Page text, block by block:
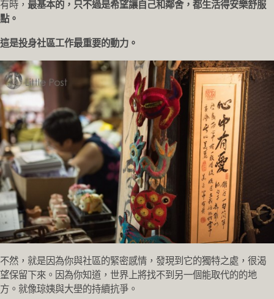
有時， 最基本的，只不過是希望讓自己和鄰舍，都生活得安樂舒服
點。
這是投身社區工作最重要的動力。
不然，就是因為你與社區的緊密感情，發現到它的獨特之處，很渴
望保留下來。因為你知道，世界上將找不到另一個能取代的的地
方。就像琼姨與大壆的持續抗爭。